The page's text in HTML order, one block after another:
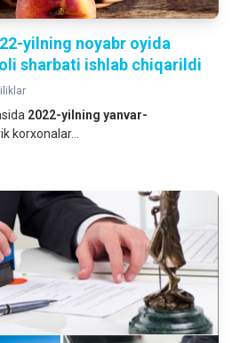
yilning noyabr oyida
sharbati ishlab chiqarildi
2022-yilning yanvar-
korxonalar...